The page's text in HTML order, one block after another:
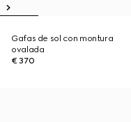
Gafas de sol con montura
ovalada
€ 370